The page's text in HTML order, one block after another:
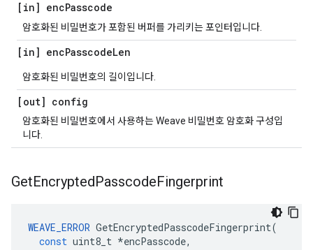
[in] encPasscode
암호화된 비밀번호가 포함된 버퍼를 가리키는 포인터입니다.
[in] encPasscodeLen
암호화된 비밀번호의 길이입니다.
[out] config
암호화된 비밀번호에서 사용하는 Weave 비밀번호 암호화 구성입
니다.
GetEncryptedPasscodeFingerprint
WEAVE_ERROR GetEncryptedPasscodeFingerprint(
const uint8_t *encPasscode,